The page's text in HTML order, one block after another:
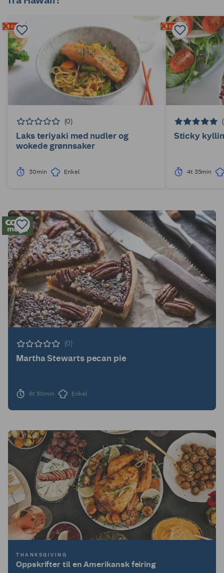
(0)
Laks teriyaki med nudler og
wokede grønnsaker
30min Enkel
Sticky
4t 35min
(0)
Martha Stewarts pecan pie
6t 50min Enkel
THANKSGIVING
Oppskrifter til en Amerikansk feiring